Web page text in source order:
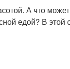
А что
едой? В этой